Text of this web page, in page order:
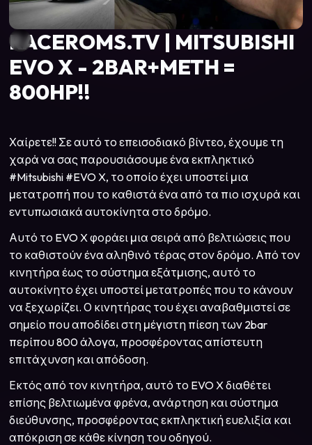
RACEROMS.TV | MITSUBISHI
EVO X - 2BAR+METH =
800HP!!
Χαίρετε!! Σε αυτό το επεισοδιακό βίντεο, έχουμε τη
χαρά να σας παρουσιάσουμε ένα εκπληκτικό
#Mitsubishi #EVO X, το οποίο έχει υποστεί μια
μετατροπή που το καθιστά ένα από τα πιο ισχυρά και
εντυπωσιακά αυτοκίνητα στο δρόμο.
Αυτό το EVO X φοράει μια σειρά από βελτιώσεις που
το καθιστούν ένα αληθινό τέρας στον δρόμο. Από τον
κινητήρα έως το σύστημα εξάτμισης, αυτό το
αυτοκίνητο έχει υποστεί μετατροπές που το κάνουν
να ξεχωρίζει. Ο κινητήρας του έχει αναβαθμιστεί σε
σημείο που αποδίδει στη μέγιστη πίεση των 2bar
περίπου 800 άλογα, προσφέροντας απίστευτη
επιτάχυνση και απόδοση.
Εκτός από τον κινητήρα, αυτό το EVO X διαθέτει
επίσης βελτιωμένα φρένα, ανάρτηση και σύστημα
διεύθυνσης, προσφέροντας εκπληκτική ευελιξία και
απόκριση σε κάθε κίνηση του οδηγού.